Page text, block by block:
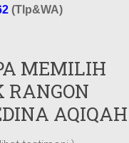
(Tlp&WA)
MEMILIH
RANGON
AQIQAH